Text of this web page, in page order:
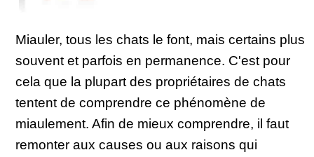
Miauler, tous les chats le font, mais certains plus
souvent et parfois en permanence. C'est pour
cela que la plupart des propriétaires de chats
tentent de comprendre ce phénomène de
miaulement. Afin de mieux comprendre, il faut
remonter aux causes ou aux raisons qui